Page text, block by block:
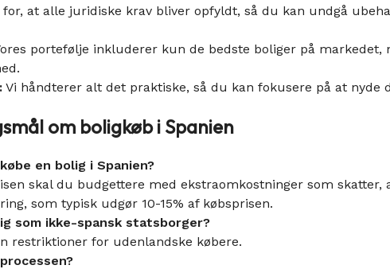
for, at alle juridiske krav bliver opfyldt, så du kan undgå
portefølje inkluderer kun de bedste boliger på markedet,
Vi håndterer alt det praktiske, så du kan fokusere på at nyde
om boligkøb i Spanien
en bolig i Spanien?
skal du budgettere med ekstraomkostninger som skatter,
som typisk udgør 10-15% af købsprisen.
som ikke-spansk statsborger?
restriktioner for udenlandske købere.